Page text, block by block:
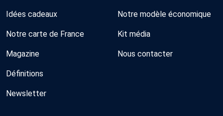
Idées cadeaux
Notre carte de France
Magazine
Définitions
Newsletter
Notre modèle économique
Kit média
Nous contacter